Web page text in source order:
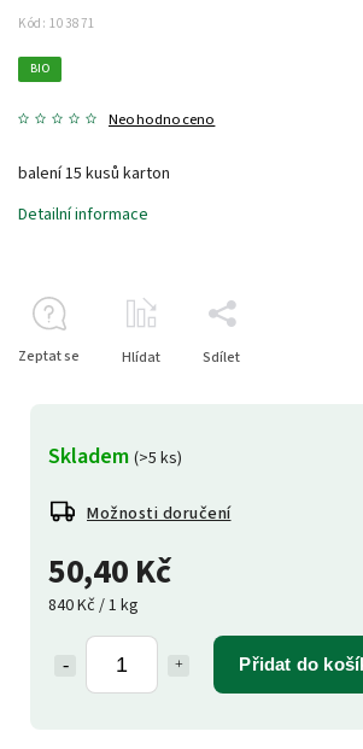
Kód: 103871
BIO
Neohodnoceno
50,40 Kč
840 Kč / 1 kg
Přidat do
Skladem (>5 ks)
Možnosti doručení
balení 15 kusů karton
Detailní informace
Zeptat se Hlídat Sdílet